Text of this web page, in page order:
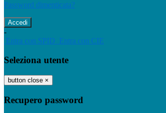
Password dimenticata?
-
Entra con SPID Entra con CIE
Seleziona utente
button close ×
Recupero password